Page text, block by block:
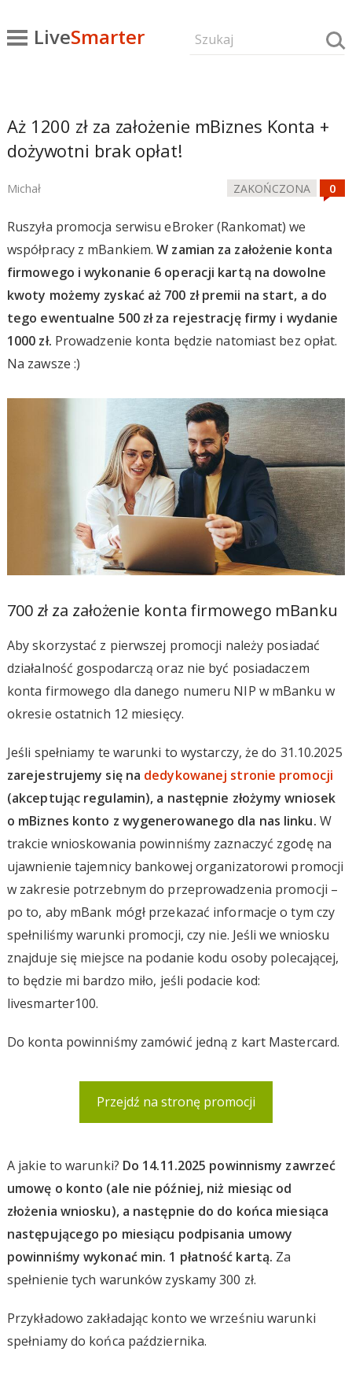
LiveSmarter
Aż 1200 zł za założenie mBiznes Konta +
dożywotni brak opłat!
Michał ZAKOŃCZONA
Ruszyła promocja serwisu eBroker (Rankomat) we
współpracy z mBankiem.W zamian za założenie konta
firmowego i wykonanie 6 operacji kartą na dowolne
kwoty możemy zyskać aż 700 zł premii na start, a do
tego ewentualne 500 zł za rejestrację firmy i wydanie
1000 zł. Prowadzenie konta będzie natomiast bez opłat.
Na zawsze :)
700 zł za założenie konta firmowego mBanku
Aby skorzystać z pierwszej promocji należy posiadać
działalność gospodarczą oraz nie być posiadaczem
konta firmowego dla danego numeru NIP w mBanku w
okresie ostatnich 12 miesięcy.
Jeśli spełniamy te warunki to wystarczy, że do 31.10.2025
zarejestrujemy się na dedykowanej stronie promocji
(akceptując regulamin), a następnie złożymy wniosek
o mBiznes konto z wygenerowanego dla nas linku. W
trakcie wnioskowania powinniśmy zaznaczyć zgodę na
ujawnienie tajemnicy bankowej organizatorowi promocji
w zakresie potrzebnym do przeprowadzenia promocji –
po to, aby mBank mógł przekazać informacje o tym czy
spełniliśmy warunki promocji, czy nie. Jeśli we wniosku
znajduje się miejsce na podanie kodu osoby polecającej,
to będzie mi bardzo miło, jeśli podacie kod:
livesmarter100.
Do konta powinniśmy zamówić jedną z kart Mastercard.
Przejdź na stronę promocji
A jakie to warunki? Do 14.11.2025 powinnismy zawrzeć
umowę o konto (ale nie później, niż miesiąc od
złożenia wniosku), a następnie do do końca miesiąca
następującego po miesiącu podpisania umowy
powinniśmy wykonać min. 1 płatność kartą. Za
spełnienie tych warunków zyskamy 300 zł.
Przykładowo zakładając konto we wrześniu warunki
spełniamy do końca października.